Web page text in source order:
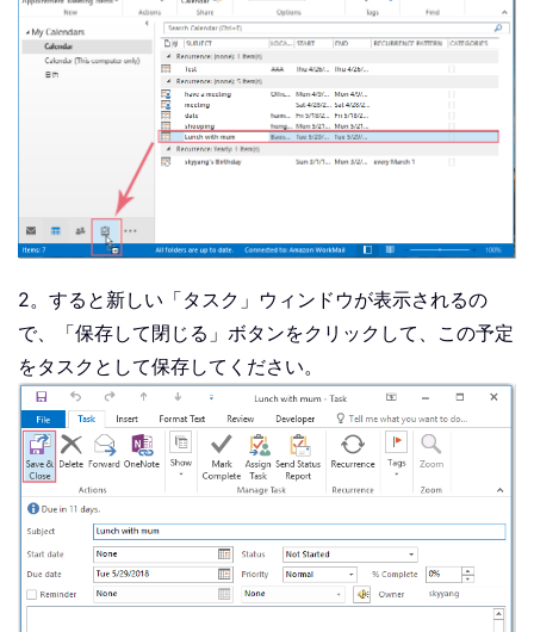
2。すると新しい「タスク」ウィンドウが表示されるの
で、「保存して閉じる」ボタンをクリックして、この予定
をタスクとして保存してください。